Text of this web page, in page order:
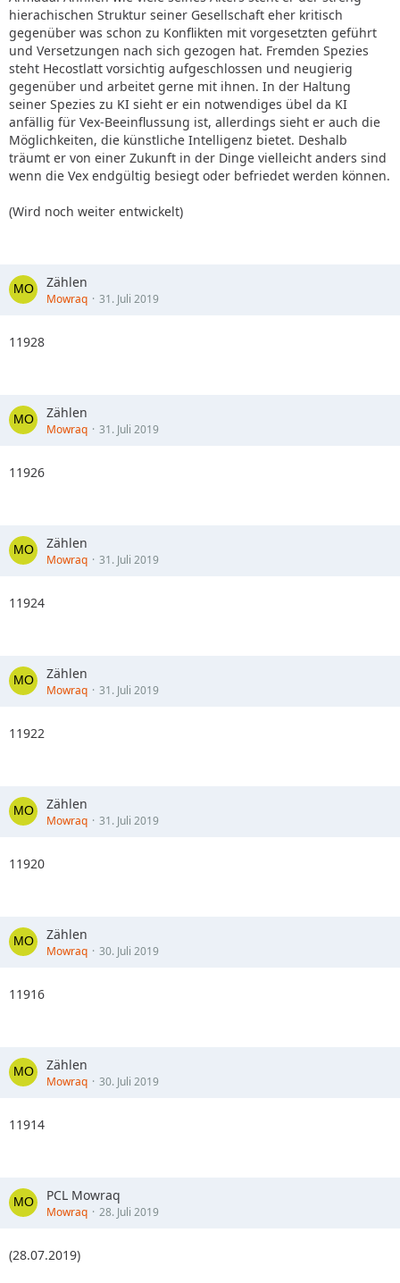
hierachischen Struktur seiner Gesellschaft eher kritisch
gegenüber was schon zu Konflikten mit vorgesetzten geführt
und Versetzungen nach sich gezogen hat. Fremden Spezies
steht Hecostlatt vorsichtig aufgeschlossen und neugierig
gegenüber und arbeitet gerne mit ihnen. In der Haltung
seiner Spezies zu KI sieht er ein notwendiges übel da KI
anfällig für Vex-Beeinflussung ist, allerdings sieht er auch die
Möglichkeiten, die künstliche Intelligenz bietet. Deshalb
träumt er von einer Zukunft in der Dinge vielleicht anders sind
wenn die Vex endgültig besiegt oder befriedet werden können.
(Wird noch weiter entwickelt)
Zählen
Mowraq 31. Juli 2019
11928
Zählen
Mowraq 31. Juli 2019
11926
Zählen
Mowraq 31. Juli 2019
11924
Zählen
Mowraq 31. Juli 2019
11922
Zählen
Mowraq 31. Juli 2019
11920
Zählen
Mowraq 30. Juli 2019
11916
Zählen
Mowraq 30. Juli 2019
11914
PCL Mowraq
Mowraq 28. Juli 2019
(28.07.2019)